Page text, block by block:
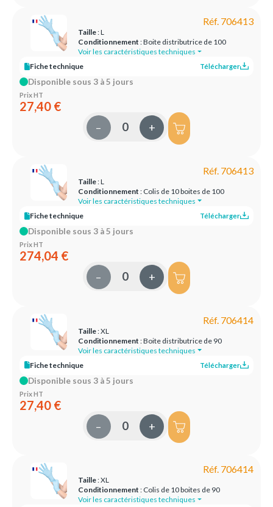
Réf. 706413
Taille: L
Conditionnement : Boite distributrice de 100
Voir les caractéristiques techniques
Fiche technique
Télécharger
Disponible sous 3 à 5 jours
Prix HT
27,40 €
– +
Réf. 706413
Taille: L
Conditionnement : Colis de 10 boites de 100
Voir les caractéristiques techniques
Fiche technique
Télécharger
Disponible sous 3 à 5 jours
Prix HT
274,04 €
– +
Réf. 706414
Taille: XL
Conditionnement : Boite distributrice de 90
Voir les caractéristiques techniques
Fiche technique
Télécharger
Disponible sous 3 à 5 jours
Prix HT
27,40 €
– +
Réf. 706414
Taille: XL
Conditionnement : Colis de 10 boites de 90
Voir les caractéristiques techniques